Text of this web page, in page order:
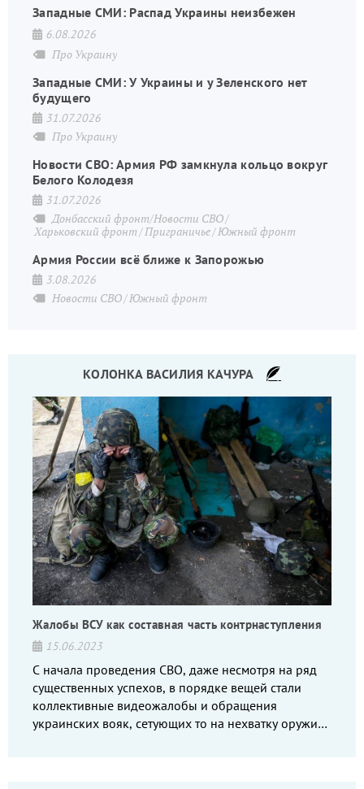
Западные СМИ: Распад Украины неизбежен
6.08.2026
Про Украину
Западные СМИ: У Украины и у Зеленского нет
будущего
31.07.2026
Про Украину
Новости СВО: Армия РФ замкнула кольцо вокруг
Белого Колодезя
31.07.2026
Донбасский фронт/Новости СВО
Харьковский фронт Приграничье Южный фронт
Армия России всё ближе к Запорожью
3.08.2026
Новости СВО Южный фронт
КОЛОНКА ВАСИЛИЯ КАЧУРА
Жалобы ВСУ как составная часть контрнаступления
15.06.2023
С начала проведения СВО, даже несмотря на ряд
существенных успехов, в порядке вещей стали
коллективные видеожалобы и обращения
украинских вояк, сетующих то на нехватку оружия,